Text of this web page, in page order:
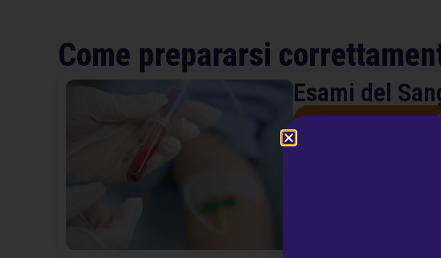
Come prepararsi
Esami del
SCOPRI DI